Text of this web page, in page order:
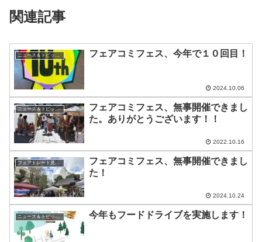
関連記事
フェアコミフェス、今年で１０回目！
2024.10.06
ニュース＆トピックス
フェアコミフェス、無事開催できまし
た。ありがとうございます！！
2022.10.16
フェアコミフェス、無事開催できまし
た！
2024.10.24
ニュース＆トピックス 今年もフードドライブを実施します！